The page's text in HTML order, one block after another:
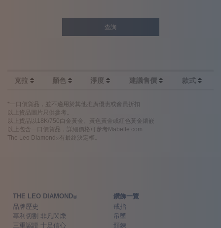
查詢
克拉 顏色 淨度 建議售價 款式
*一口價貨品，並不適用於其他推廣優惠或會員折扣
以上貨品圖片只供參考。
以上貨品以18K/750白金黃金、黃色黃金或紅色黃金鑲嵌
以上包含一口價貨品，詳細價格可參考Mabelle.com
The Leo Diamond ® 有最終決定權。
THE LEO DIAMOND®
品牌歷史
專利切割 非凡閃爍
三重認證 十足信心
鑽飾一覽
戒指
吊墜
頸鍊